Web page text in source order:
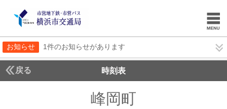
お知らせ 1件のお知らせがあります
戻る 時刻表
峰岡町